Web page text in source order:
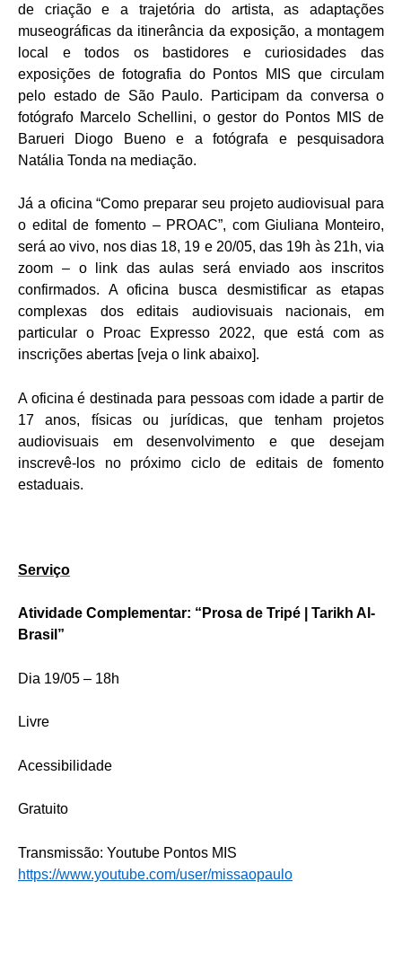
de criação e a trajetória do artista, as adaptações
museográficas da itinerância da exposição, a montagem
local e todos os bastidores e curiosidades das
exposições de fotografia do Pontos MIS que circulam
pelo estado de São Paulo. Participam da conversa o
fotógrafo Marcelo Schellini, o gestor do Pontos MIS de
Barueri Diogo Bueno e a fotógrafa e pesquisadora
Natália Tonda na mediação.
Já a oficina “Como preparar seu projeto audiovisual para
o edital de fomento – PROAC”, com Giuliana Monteiro,
será ao vivo, nos dias 18, 19 e 20/05, das 19h às 21h, via
zoom – o link das aulas será enviado aos inscritos
confirmados. A oficina busca desmistificar as etapas
complexas dos editais audiovisuais nacionais, em
particular o Proac Expresso 2022, que está com as
inscrições abertas [veja o link abaixo].
A oficina é destinada para pessoas com idade a partir de
17 anos, físicas ou jurídicas, que tenham projetos
audiovisuais em desenvolvimento e que desejam
inscrevê-los no próximo ciclo de editais de fomento
estaduais.
Serviço
Atividade Complementar: “Prosa de Tripé | Tarikh Al-
Brasil”
Dia 19/05 – 18h
Livre
Acessibilidade
Gratuito
Transmissão: Youtube Pontos MIS
https://www.youtube.com/user/missaopaulo